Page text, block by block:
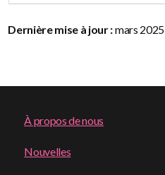
Dernière mise à jour :mars 2025
Footer
menu
À propos de nous
Nouvelles